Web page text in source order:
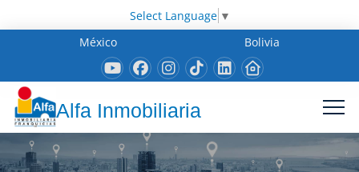
Select Language ▼
México
Bolivia
Alfa Inmobiliaria